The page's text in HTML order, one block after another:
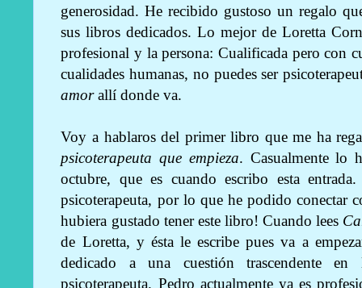
generosidad. He recibido gustoso un regalo
sus libros dedicados. Lo mejor de Loretta
profesional y la persona: Cualificada pero con
cualidades humanas, no puedes ser
amorallí donde va.
Voy a hablaros del primer libro que me ha
psicoterapeuta que empieza. Casualmente lo
octubre, que es cuando escribo esta
psicoterapeuta, por lo que he podido conectar
hubiera gustado tener este libro! Cuando lees
de Loretta, y ésta le escribe pues va a
dedicado a una cuestión trascendente
psicoterapeuta. Pedro actualmente ya es